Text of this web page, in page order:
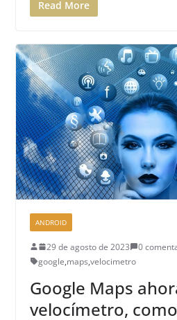
Read More
ANDROID
29 de agosto de 2023
0
google,maps,velocimetro
Google Maps
velocímetro,